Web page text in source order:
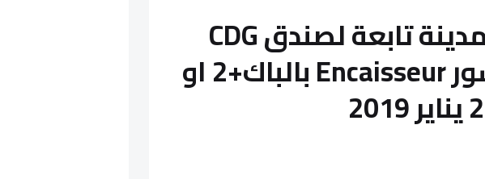
كونكور شركة ديار المدينة تابعة لصندق CDG
باغين اوظفو اونكيسور Encaisseur بالباك+2 او